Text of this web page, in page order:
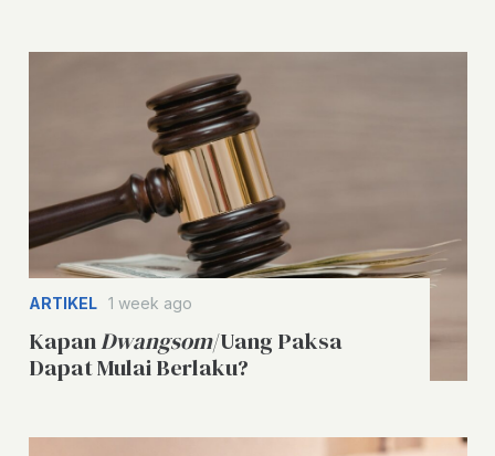
ARTIKEL 1 week ago
KapanDwangsom/Uang Paksa
Dapat Mulai Berlaku?